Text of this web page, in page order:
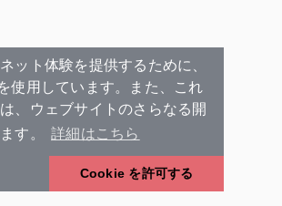
ット体験を提供するために、
使用しています。また、これ
、ウェブサイトのさらなる開
す。
詳細はこちら
Cookie を許可する